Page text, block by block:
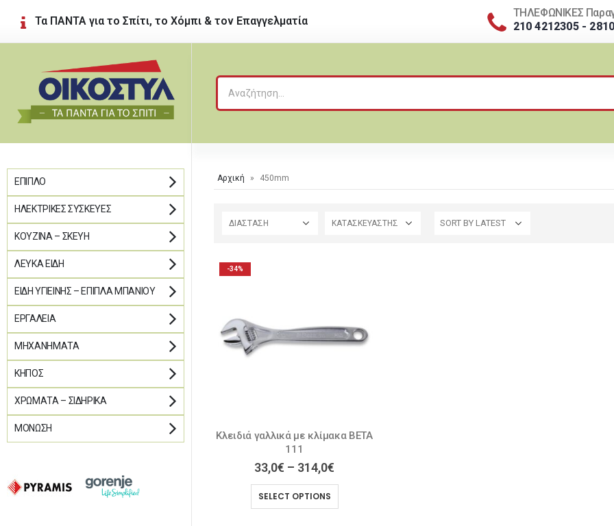
Τα ΠΑΝΤΑ για το Σπίτι, το Χόμπι & τον Επαγγελματία
ΤΗΛΕΦΩΝΙΚΕΣ
210 4212305 -
Αρχική » 450mm
ΔΙΑΣΤΑΣΗ ΚΑΤΑΣΚΕΥΑΣΤΗΣ
-34%
Κλειδιά γαλλικά με κλίμακα BETA
111
33,0€ – 314,0€
SELECT OPTIONS
ΈΠΙΠΛΟ
ΗΛΕΚΤΡΙΚΈΣ ΣΥΣΚΕΥΈΣ
ΚΟΥΖΊΝΑ – ΣΚΕΎΗ
ΛΕΥΚΆ ΕΊΔΗ
ΕΊΔΗ ΥΓΙΕΙΝΉΣ – ΈΠΙΠΛΑ ΜΠΆΝΙΟΥ
ΕΡΓΑΛΕΊΑ
ΜΗΧΑΝΉΜΑΤΑ
ΚΉΠΟΣ
ΧΡΏΜΑΤΑ – ΣΙΔΗΡΙΚΆ
ΜΌΝΩΣΗ